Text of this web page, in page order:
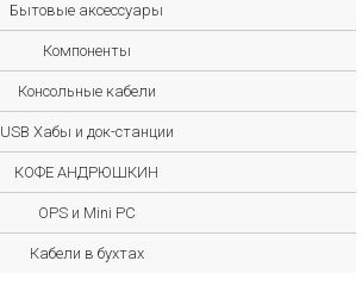
Бытовые аксессуары
Компоненты
Консольные кабели
USB Хабы и док-станции
КОФЕ АНДРЮШКИН
OPS и Mini PC
Кабели в бухтах